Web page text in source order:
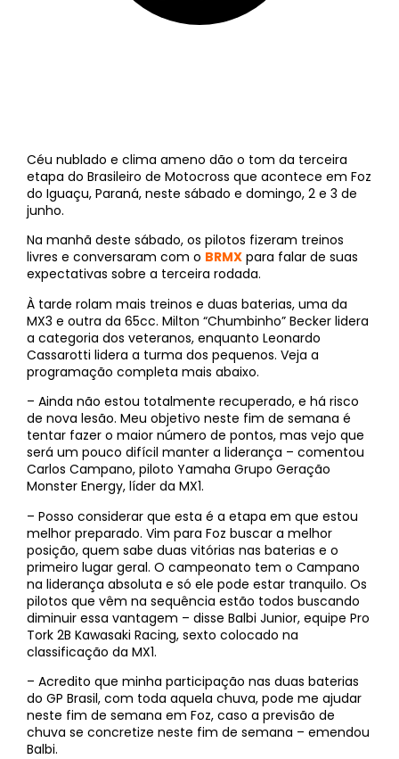
Céu nublado e clima ameno dão o tom da terceira
etapa do Brasileiro de Motocross que acontece em Foz
do Iguaçu, Paraná, neste sábado e domingo, 2 e 3 de
junho.
Na manhã deste sábado, os pilotos fizeram treinos
livres e conversaram com o BRMX para falar de suas
expectativas sobre a terceira rodada.
À tarde rolam mais treinos e duas baterias, uma da
MX3 e outra da 65cc. Milton “Chumbinho” Becker lidera
a categoria dos veteranos, enquanto Leonardo
Cassarotti lidera a turma dos pequenos. Veja a
programação completa mais abaixo.
– Ainda não estou totalmente recuperado, e há risco
de nova lesão. Meu objetivo neste fim de semana é
tentar fazer o maior número de pontos, mas vejo que
será um pouco difícil manter a liderança – comentou
Carlos Campano, piloto Yamaha Grupo Geração
Monster Energy, líder da MX1.
– Posso considerar que esta é a etapa em que estou
melhor preparado. Vim para Foz buscar a melhor
posição, quem sabe duas vitórias nas baterias e o
primeiro lugar geral. O campeonato tem o Campano
na liderança absoluta e só ele pode estar tranquilo. Os
pilotos que vêm na sequência estão todos buscando
diminuir essa vantagem – disse Balbi Junior, equipe Pro
Tork 2B Kawasaki Racing, sexto colocado na
classificação da MX1.
– Acredito que minha participação nas duas baterias
do GP Brasil, com toda aquela chuva, pode me ajudar
neste fim de semana em Foz, caso a previsão de
chuva se concretize neste fim de semana – emendou
Balbi.